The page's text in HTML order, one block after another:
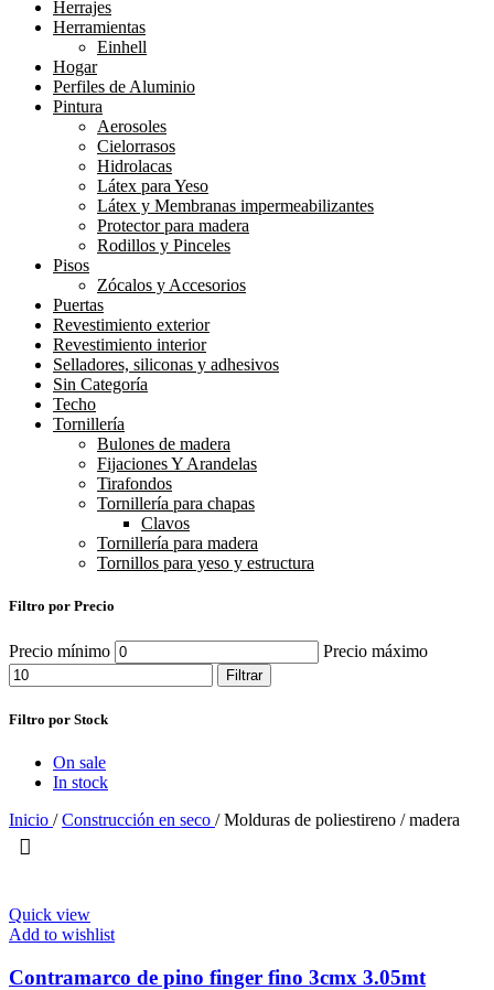
Herrajes
Herramientas
Einhell
Hogar
Perfiles de Aluminio
Pintura
Aerosoles
Cielorrasos
Hidrolacas
Látex para Yeso
Látex y Membranas impermeabilizantes
Protector para madera
Rodillos y Pinceles
Pisos
Zócalos y Accesorios
Puertas
Revestimiento exterior
Revestimiento interior
Selladores, siliconas y adhesivos
Sin Categoría
Techo
Tornillería
Bulones de madera
Fijaciones Y Arandelas
Tirafondos
Tornillería para chapas
Clavos
Tornillería para madera
Tornillos para yeso y estructura
Filtro por Precio
Precio mínimo Precio máximo
Filtrar
Filtro por Stock
On sale
In stock
Inicio / Construcción en seco / Molduras de poliestireno / madera
Quick view
Add to wishlist
Contramarco de pino finger fino 3cmx 3.05mt